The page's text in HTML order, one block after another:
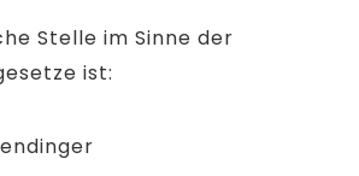
Stelle im Sinne der
ist: